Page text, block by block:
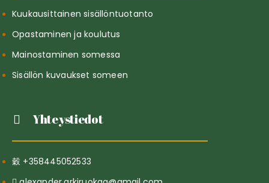
Kuukausittainen sisällöntuotanto
Opastaminen ja koulutus
Mainostaminen somessa
Sisällön kuvaukset someen
Yhteystiedot
+358445052533